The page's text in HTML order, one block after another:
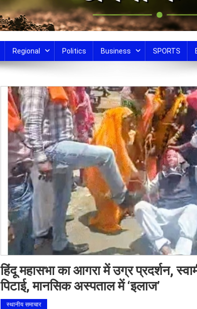
Regional Politics Business SPORTS
हिंदू महासभा का आगरा में उग्र प्रदर्शन,
पिटाई, मानसिक अस्पताल में ‘इलाज’
स्थानीय समाचार